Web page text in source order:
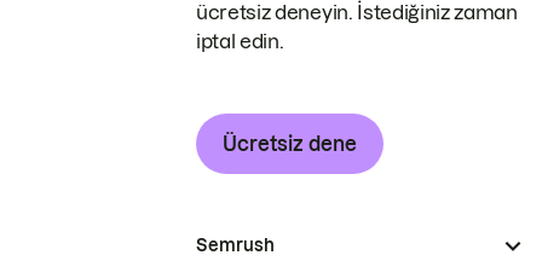
ücretsiz deneyin. İstediğiniz zaman
iptal edin.
Ücretsiz dene
Semrush